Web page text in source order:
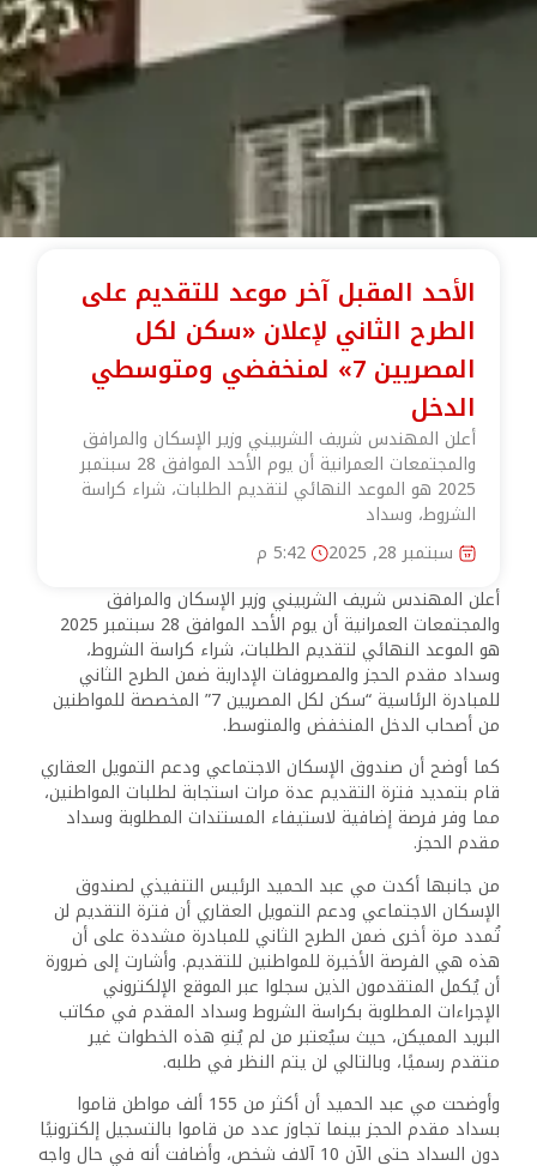
الأحد المقبل آخر موعد للتقديم على
الطرح الثاني لإعلان «سكن لكل
المصريين 7» لمنخفضي ومتوسطي
الدخل
أعلن المهندس شريف الشربيني وزير الإسكان والمرافق
والمجتمعات العمرانية أن يوم الأحد الموافق 28 سبتمبر
2025 هو الموعد النهائي لتقديم الطلبات، شراء كراسة
الشروط، وسداد
سبتمبر 28, 2025
5:42 م
أعلن المهندس شريف الشربيني وزير الإسكان والمرافق
والمجتمعات العمرانية أن يوم الأحد الموافق 28 سبتمبر 2025
هو الموعد النهائي لتقديم الطلبات، شراء كراسة الشروط،
وسداد مقدم الحجز والمصروفات الإدارية ضمن الطرح الثاني
للمبادرة الرئاسية “سكن لكل المصريين 7” المخصصة للمواطنين
من أصحاب الدخل المنخفض والمتوسط.
كما أوضح أن صندوق الإسكان الاجتماعي ودعم التمويل العقاري
قام بتمديد فترة التقديم عدة مرات استجابة لطلبات المواطنين،
مما وفر فرصة إضافية لاستيفاء المستندات المطلوبة وسداد
مقدم الحجز.
من جانبها أكدت مي عبد الحميد الرئيس التنفيذي لصندوق
الإسكان الاجتماعي ودعم التمويل العقاري أن فترة التقديم لن
تُمدد مرة أخرى ضمن الطرح الثاني للمبادرة مشددة على أن
هذه هي الفرصة الأخيرة للمواطنين للتقديم. وأشارت إلى ضرورة
أن يُكمل المتقدمون الذين سجلوا عبر الموقع الإلكتروني
الإجراءات المطلوبة بكراسة الشروط وسداد المقدم في مكاتب
البريد المميكن، حيث سيُعتبر من لم يُنهِ هذه الخطوات غير
متقدم رسميًا، وبالتالي لن يتم النظر في طلبه.
وأوضحت مي عبد الحميد أن أكثر من 155 ألف مواطن قاموا
بسداد مقدم الحجز بينما تجاوز عدد من قاموا بالتسجيل إلكترونيًا
دون السداد حتى الآن 10 آلاف شخص، وأضافت أنه في حال واجه